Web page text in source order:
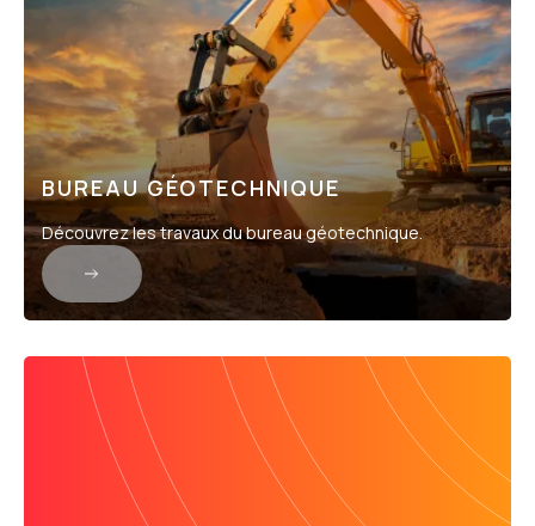
BUREAU GÉOTECHNIQUE
Découvrez les travaux du bureau géotechnique.